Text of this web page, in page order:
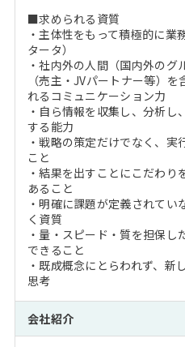
■求められる資質
・主体性をもって積極的に業
タータ）
・社内外の人間（国内外の
（売主・JVパートナー等）
れるコミュニケーション力
・自ら情報を収集し、分析
する能力
・戦略の策定だけでなく、実
こと
・結果を出すことにこだわり
あること
・明確に課題が定義されて
く資質
・量・スピード・質を担保
できること
・既成概念にとらわれず、新
思考
会社紹介